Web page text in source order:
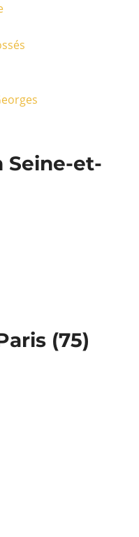
Seine-et-
(75)